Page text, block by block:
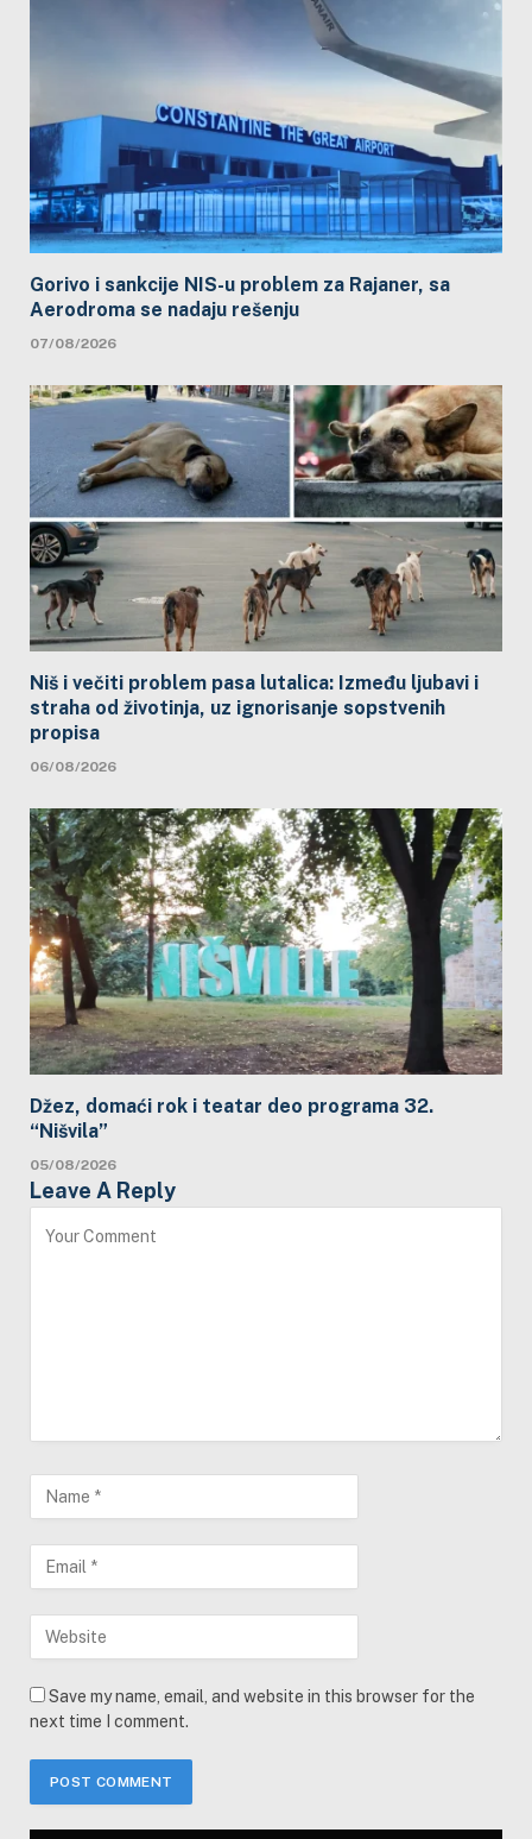
Gorivo i sankcije NIS-u problem za Rajaner, sa
Aerodroma se nadaju rešenju
07/08/2026
Niš i večiti problem pasa lutalica: Između ljubavi i
straha od životinja, uz ignorisanje sopstvenih
propisa
06/08/2026
Džez, domaći rok i teatar deo programa 32.
“Nišvila”
05/08/2026
Leave A Reply
Save my name, email, and website in this browser for the
next time I comment.